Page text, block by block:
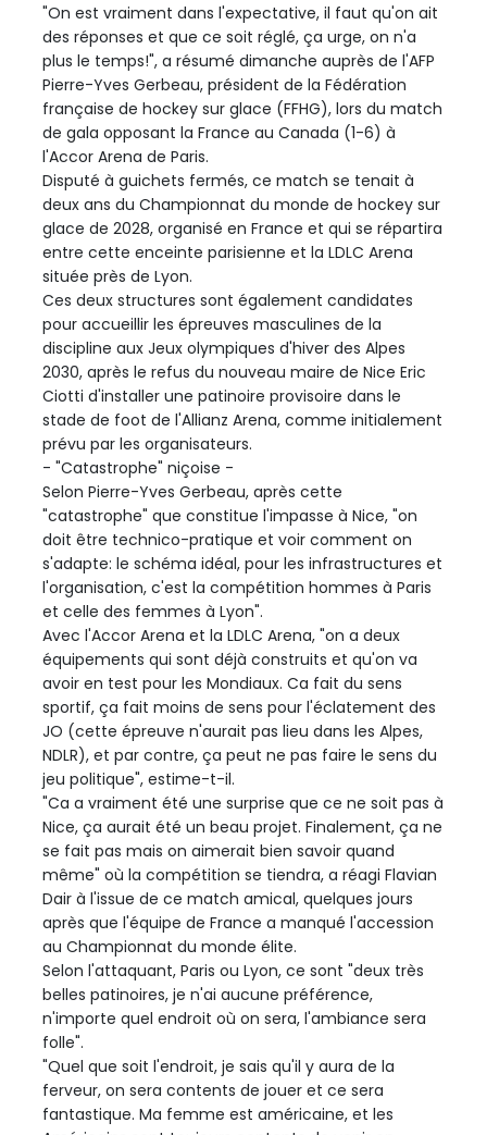
"On est vraiment dans l'expectative, il faut qu'on ait
des réponses et que ce soit réglé, ça urge, on n'a
plus le temps!", a résumé dimanche auprès de l'AFP
Pierre-Yves Gerbeau, président de la Fédération
française de hockey sur glace (FFHG), lors du match
de gala opposant la France au Canada (1-6) à
l'Accor Arena de Paris.
Disputé à guichets fermés, ce match se tenait à
deux ans du Championnat du monde de hockey sur
glace de 2028, organisé en France et qui se répartira
entre cette enceinte parisienne et la LDLC Arena
située près de Lyon.
Ces deux structures sont également candidates
pour accueillir les épreuves masculines de la
discipline aux Jeux olympiques d'hiver des Alpes
2030, après le refus du nouveau maire de Nice Eric
Ciotti d'installer une patinoire provisoire dans le
stade de foot de l'Allianz Arena, comme initialement
prévu par les organisateurs.
- "Catastrophe" niçoise -
Selon Pierre-Yves Gerbeau, après cette
"catastrophe" que constitue l'impasse à Nice, "on
doit être technico-pratique et voir comment on
s'adapte: le schéma idéal, pour les infrastructures et
l'organisation, c'est la compétition hommes à Paris
et celle des femmes à Lyon".
Avec l'Accor Arena et la LDLC Arena, "on a deux
équipements qui sont déjà construits et qu'on va
avoir en test pour les Mondiaux. Ca fait du sens
sportif, ça fait moins de sens pour l'éclatement des
JO (cette épreuve n'aurait pas lieu dans les Alpes,
NDLR), et par contre, ça peut ne pas faire le sens du
jeu politique", estime-t-il.
"Ca a vraiment été une surprise que ce ne soit pas à
Nice, ça aurait été un beau projet. Finalement, ça ne
se fait pas mais on aimerait bien savoir quand
même" où la compétition se tiendra, a réagi Flavian
Dair à l'issue de ce match amical, quelques jours
après que l'équipe de France a manqué l'accession
au Championnat du monde élite.
Selon l'attaquant, Paris ou Lyon, ce sont "deux très
belles patinoires, je n'ai aucune préférence,
n'importe quel endroit où on sera, l'ambiance sera
folle".
"Quel que soit l'endroit, je sais qu'il y aura de la
ferveur, on sera contents de jouer et ce sera
fantastique. Ma femme est américaine, et les